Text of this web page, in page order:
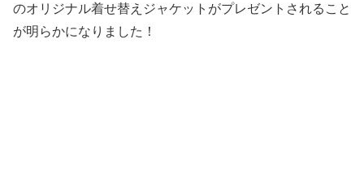
のオリジナル着せ替えジャケットがプレゼントされること
が明らかになりました！